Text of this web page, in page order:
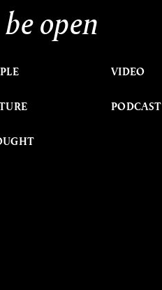
open
VIDEO
PODCAST